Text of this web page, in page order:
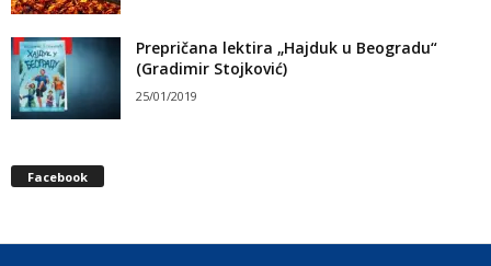
Prepričana lektira „Hajduk u Beogradu“
(Gradimir Stojković)
25/01/2019
Facebook